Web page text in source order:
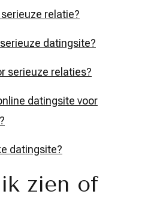
relatie?
datingsite?
serieuze relaties?
datingsite voor
datingsite?
zien of